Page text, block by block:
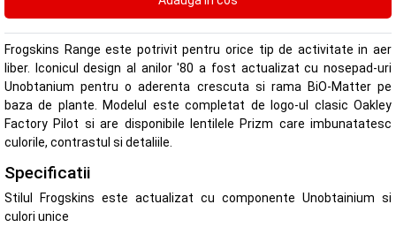
Frogskins Range este potrivit pentru orice tip de activitate in aer
liber. Iconicul design al anilor '80 a fost actualizat cu nosepad-uri
Unobtanium pentru o aderenta crescuta si rama BiO-Matter pe
baza de plante. Modelul este completat de logo-ul clasic Oakley
Factory Pilot si are disponibile lentilele Prizm care imbunatatesc
culorile, contrastul si detaliile.
Specificatii
Stilul Frogskins este actualizat cu componente Unobtainium si
culori unice